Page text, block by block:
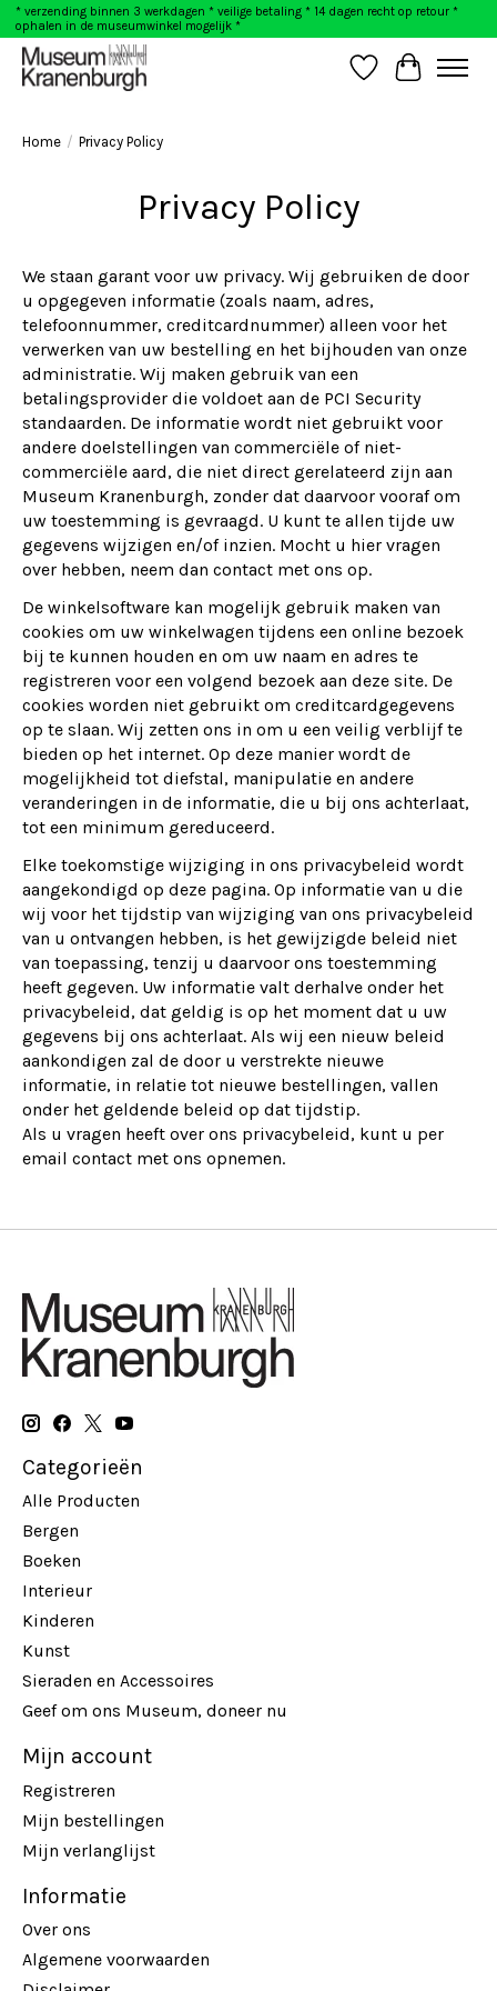
* verzending binnen 3 werkdagen * veilige betaling * 14 dagen recht op retour *
ophalen in de museumwinkel mogelijk *
Verlanglijst
Home / Privacy Policy
Privacy Policy
We staan garant voor uw privacy. Wij gebruiken de door
u opgegeven informatie (zoals naam, adres,
telefoonnummer, creditcardnummer) alleen voor het
verwerken van uw bestelling en het bijhouden van onze
administratie. Wij maken gebruik van een
betalingsprovider die voldoet aan de PCI Security
standaarden. De informatie wordt niet gebruikt voor
andere doelstellingen van commerciële of niet-
commerciële aard, die niet direct gerelateerd zijn aan
Museum Kranenburgh, zonder dat daarvoor vooraf om
uw toestemming is gevraagd. U kunt te allen tijde uw
gegevens wijzigen en/of inzien. Mocht u hier vragen
over hebben, neem dan contact met ons op.
De winkelsoftware kan mogelijk gebruik maken van
cookies om uw winkelwagen tijdens een online bezoek
bij te kunnen houden en om uw naam en adres te
registreren voor een volgend bezoek aan deze site. De
cookies worden niet gebruikt om creditcardgegevens
op te slaan. Wij zetten ons in om u een veilig verblijf te
bieden op het internet. Op deze manier wordt de
mogelijkheid tot diefstal, manipulatie en andere
veranderingen in de informatie, die u bij ons achterlaat,
tot een minimum gereduceerd.
Elke toekomstige wijziging in ons privacybeleid wordt
aangekondigd op deze pagina. Op informatie van u die
wij voor het tijdstip van wijziging van ons privacybeleid
van u ontvangen hebben, is het gewijzigde beleid niet
van toepassing, tenzij u daarvoor ons toestemming
heeft gegeven. Uw informatie valt derhalve onder het
privacybeleid, dat geldig is op het moment dat u uw
gegevens bij ons achterlaat. Als wij een nieuw beleid
aankondigen zal de door u verstrekte nieuwe
informatie, in relatie tot nieuwe bestellingen, vallen
onder het geldende beleid op dat tijdstip.
Als u vragen heeft over ons privacybeleid, kunt u per
email contact met ons opnemen.
Categorieën
Alle Producten
Bergen
Boeken
Interieur
Kinderen
Kunst
Sieraden en Accessoires
Geef om ons Museum, doneer nu
Mijn account
Registreren
Mijn bestellingen
Mijn verlanglijst
Informatie
Over ons
Algemene voorwaarden